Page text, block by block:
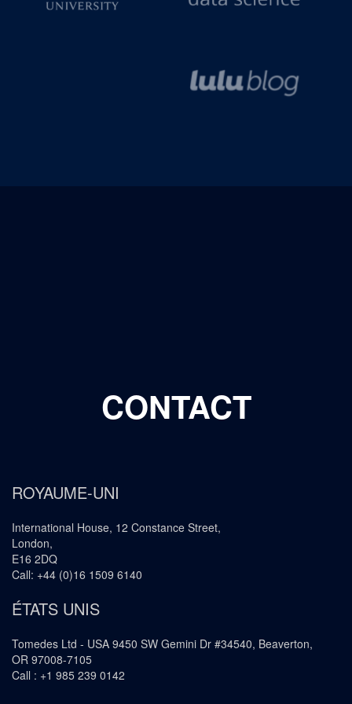
CONTACT
ROYAUME-UNI
International House, 12 Constance Street,
London,
E16 2DQ
Call: +44 (0)16 1509 6140
ÉTATS UNIS
Tomedes Ltd - USA 9450 SW Gemini Dr #34540, Beaverton,
OR 97008-7105
Call : +1 985 239 0142